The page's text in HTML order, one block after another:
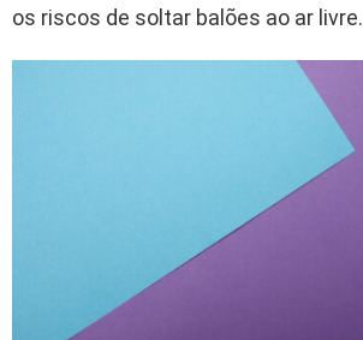
os riscos de soltar balões ao ar livre.